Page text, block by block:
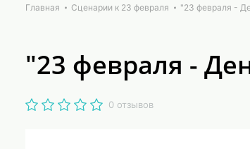
Главная Сценарии к 23 февраля "23 февраля -
"23 февраля -
0 отзывов